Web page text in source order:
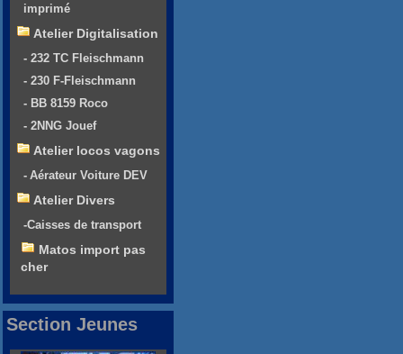
imprimé
Atelier Digitalisation
- 232 TC Fleischmann
- 230 F-Fleischmann
- BB 8159 Roco
- 2NNG Jouef
Atelier locos vagons
- Aérateur Voiture DEV
Atelier Divers
-Caisses de transport
Matos import pas
cher
Section Jeunes